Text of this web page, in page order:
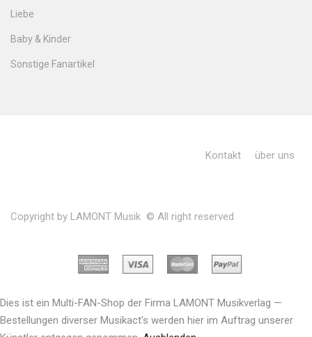
Liebe
Baby & Kinder
Sonstige Fanartikel
Kontakt über uns
Copyright by LAMONT Musik © All right reserved
Dies ist ein Multi-FAN-Shop der Firma LAMONT Musikverlag —
Bestellungen diverser Musikact's werden hier im Auftrag unserer